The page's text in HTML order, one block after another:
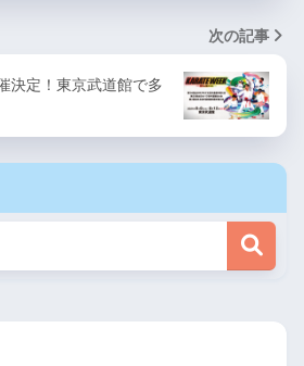
次の記事
決定！東京武道館で多